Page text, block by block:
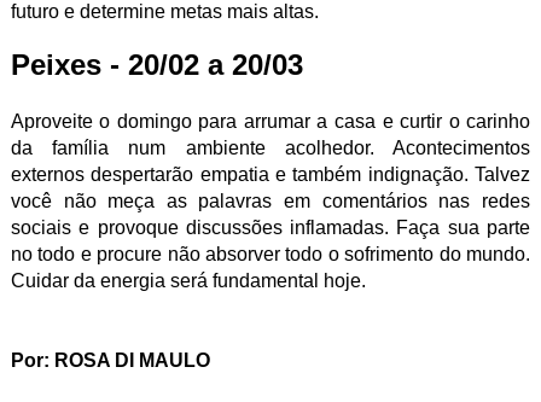
futuro e determine metas mais altas.
Peixes - 20/02 a 20/03
Aproveite o domingo para arrumar a casa e curtir o carinho
da família num ambiente acolhedor. Acontecimentos
externos despertarão empatia e também indignação. Talvez
você não meça as palavras em comentários nas redes
sociais e provoque discussões inflamadas. Faça sua parte
no todo e procure não absorver todo o sofrimento do mundo.
Cuidar da energia será fundamental hoje.
Por: ROSA DI MAULO